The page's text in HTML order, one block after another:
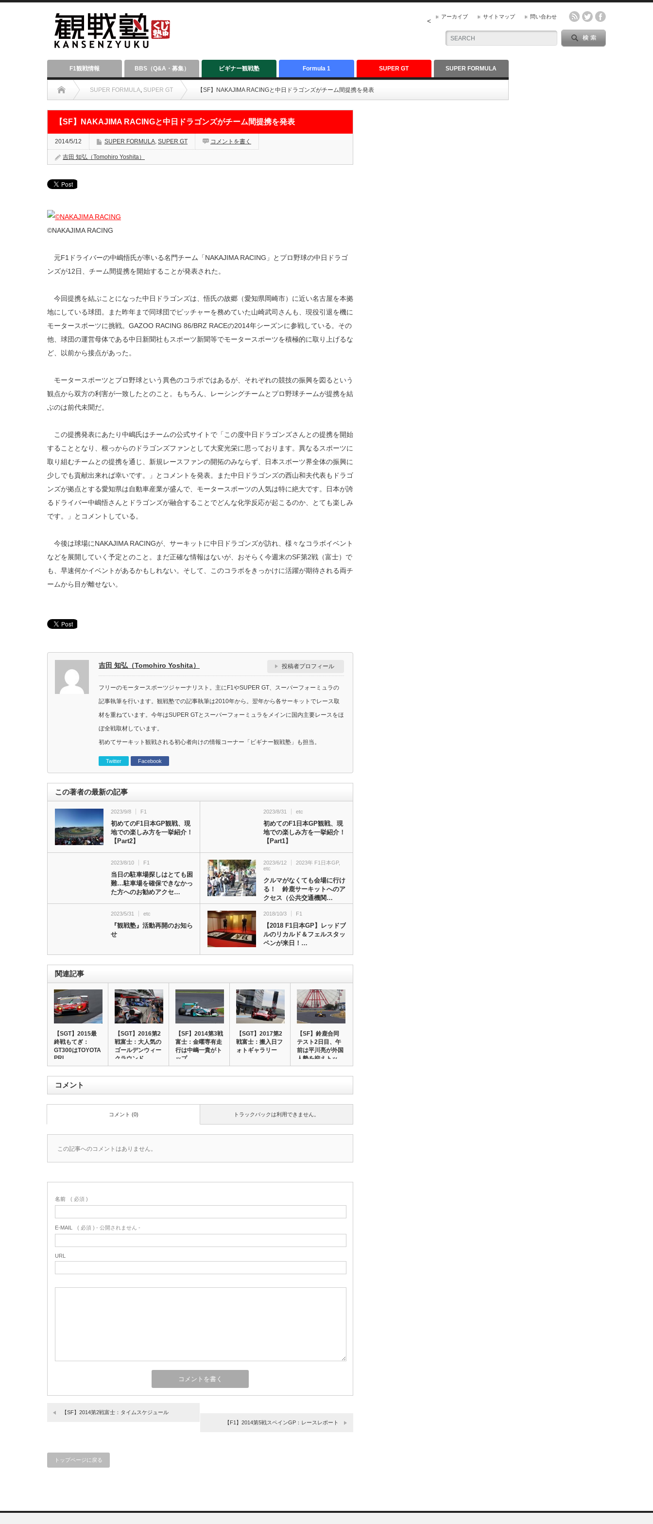
アーカイブ サイトマップ 問い合わせ
<
F1観戦情報 BBS（Q&A・募集） ビギナー観戦塾 Formula 1 SUPER GT SUPER FORMULA
SUPER FORMULA, SUPER GT 【SF】NAKAJIMA RACINGと中日ドラゴンズがチーム間提携を発表
【SF】NAKAJIMA RACINGと中日ドラゴンズがチーム間提携を発表
2014/5/12 SUPER FORMULA, SUPER GT コメントを書く
吉田 知弘（Tomohiro Yoshita）
©NAKAJIMA RACING
元F1ドライバーの中嶋悟氏が率いる名門チーム「NAKAJIMA RACING」とプロ野球の中日ドラゴ
ンズが12日、チーム間提携を開始することが発表された。
今回提携を結ぶことになった中日ドラゴンズは、悟氏の故郷（愛知県岡崎市）に近い名古屋を本拠
地にしている球団。また昨年まで同球団でピッチャーを務めていた山崎武司さんも、現役引退を機に
モータースポーツに挑戦。GAZOO RACING 86/BRZ RACEの2014年シーズンに参戦している。その
他、球団の運営母体である中日新聞社もスポーツ新聞等でモータースポーツを積極的に取り上げるな
ど、以前から接点があった。
モータースポーツとプロ野球という異色のコラボではあるが、それぞれの競技の振興を図るという
観点から双方の利害が一致したとのこと。もちろん、レーシングチームとプロ野球チームが提携を結
ぶのは前代未聞だ。
この提携発表にあたり中嶋氏はチームの公式サイトで「この度中日ドラゴンズさんとの提携を開始
することとなり、根っからのドラゴンズファンとして大変光栄に思っております。異なるスポーツに
取り組むチームとの提携を通じ、新規レースファンの開拓のみならず、日本スポーツ界全体の振興に
少しでも貢献出来れば幸いです。」とコメントを発表。また中日ドラゴンズの西山和夫代表もドラゴ
ンズが拠点とする愛知県は自動車産業が盛んで、モータースポーツの人気は特に絶大です。日本が誇
るドライバー中嶋悟さんとドラゴンズが融合することでどんな化学反応が起こるのか、とても楽しみ
です。」とコメントしている。
今後は球場にNAKAJIMA RACINGが、サーキットに中日ドラゴンズが訪れ、様々なコラボイベント
などを展開していく予定とのこと。まだ正確な情報はないが、おそらく今週末のSF第2戦（富士）で
も、早速何かイベントがあるかもしれない。そして、このコラボをきっかけに活躍が期待される両チ
ームから目が離せない。
吉田 知弘（Tomohiro Yoshita） 投稿者プロフィール
フリーのモータースポーツジャーナリスト。主にF1やSUPER GT、スーパーフォーミュラの
記事執筆を行います。観戦塾での記事執筆は2010年から。翌年から各サーキットでレース取
材を重ねています。今年はSUPER GTとスーパーフォーミュラをメインに国内主要レースをほ
ぼ全戦取材しています。
初めてサーキット観戦される初心者向けの情報コーナー「ビギナー観戦塾」も担当。
Twitter Facebook
この著者の最新の記事
2023/9/8 F1
初めてのF1日本GP観戦、現
地での楽しみ方を一挙紹介！
【Part2】
2023/8/31 etc
初めてのF1日本GP観戦、現
地での楽しみ方を一挙紹介！
【Part1】
2023/8/10 F1
当日の駐車場探しはとても困
難…駐車場を確保できなかっ
た方へのお勧めアクセ…
2023/6/12 2023年 F1日本GP,
etc
クルマがなくても会場に行け
る！ 鈴鹿サーキットへのア
クセス（公共交通機関…
2023/5/31 etc
『観戦塾』活動再開のお知ら
せ
2018/10/3 F1
【2018 F1日本GP】レッドブ
ルのリカルド＆フェルスタッ
ペンが来日！…
関連記事
【SGT】2015最
終戦もてぎ：
GT300はTOYOTA
PRI…
【SGT】2016第2
戦富士：大人気の
ゴールデンウィー
クラウンド…
【SF】2014第3戦
富士：金曜専有走
行は中嶋一貴がト
ップ
【SGT】2017第2
戦富士：搬入日フ
ォトギャラリー
【SF】鈴鹿合同
テスト2日目、午
前は平川亮が外国
人勢を抑えトッ
プ…
コメント
トラックバックは利用できません。
コメント (0)
この記事へのコメントはありません。
名前 ( 必須 )
E-MAIL ( 必須 ) - 公開されません -
URL
【SF】2014第2戦富士：タイムスケジュール
【F1】2014第5戦スペインGP：レースレポート
トップページに戻る